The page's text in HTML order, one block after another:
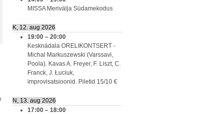
MISSA Merivälja Südamekodus
K, 12. aug 2026
19:00 – 20:00
Kesknädala ORELIKONTSERT -
Michal Markuszewski (Varssavi,
Poola). Kavas A. Freyer, F. Liszt, C.
Franck, J. Łuciuk,
improvisatsioonid. Piletid 15/10 €
N, 13. aug 2026
17:00 – 18:00